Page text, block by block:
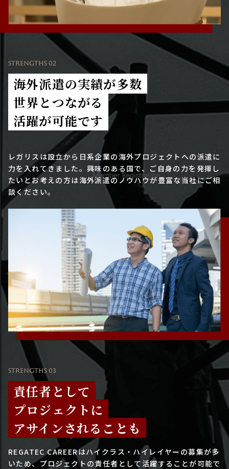
STRENGTHS 02
海外派遣の実績が多数
世界とつながる
活躍が可能です
レガリスは設立から日系企業の海外プロジェクトへの派遣に
力を入れてきました。興味のある国で、ご自身の力を発揮し
たいとお考えの方は海外派遣のノウハウが豊富な当社にご相
談ください。
STRENGTHS 03
責任者として
プロジェクトに
アサインされることも
REGATEC CAREERはハイクラス・ハイレイヤーの募集が多
いため、プロジェクトの責任者として活躍することが可能で